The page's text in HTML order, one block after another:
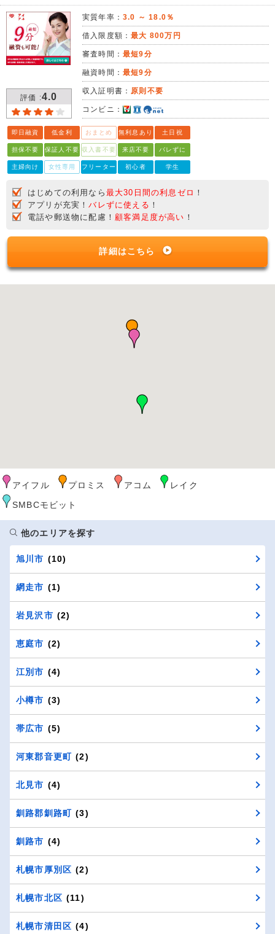
評価 :4.0
実質年率： 3.0 ～ 18.0％
借入限度額：最大 800万円
審査時間： 最短9分
融資時間： 最短9分
収入証明書： 原則不要
コンビニ：
即日融資 低金利 おまとめ 無利息あり 土日祝
担保不要 保証人不要 収入書不要 来店不要 バレずに
主婦向け 女性専用 フリーター 初心者 学生
はじめての利用なら 最大30日間の利息ゼロ ！
アプリが充実！バレずに使える ！
電話や郵送物に配慮！ 顧客満足度が高い ！
詳細はこちら
アイフル プロミス アコム
レイク
SMBCモビット
他のエリアを探す
旭川市 (10)
網走市 (1)
岩見沢市 (2)
恵庭市 (2)
江別市 (4)
小樽市 (3)
帯広市 (5)
河東郡音更町 (2)
北見市 (4)
釧路郡釧路町 (3)
釧路市 (4)
札幌市厚別区 (2)
札幌市北区 (11)
札幌市清田区 (4)